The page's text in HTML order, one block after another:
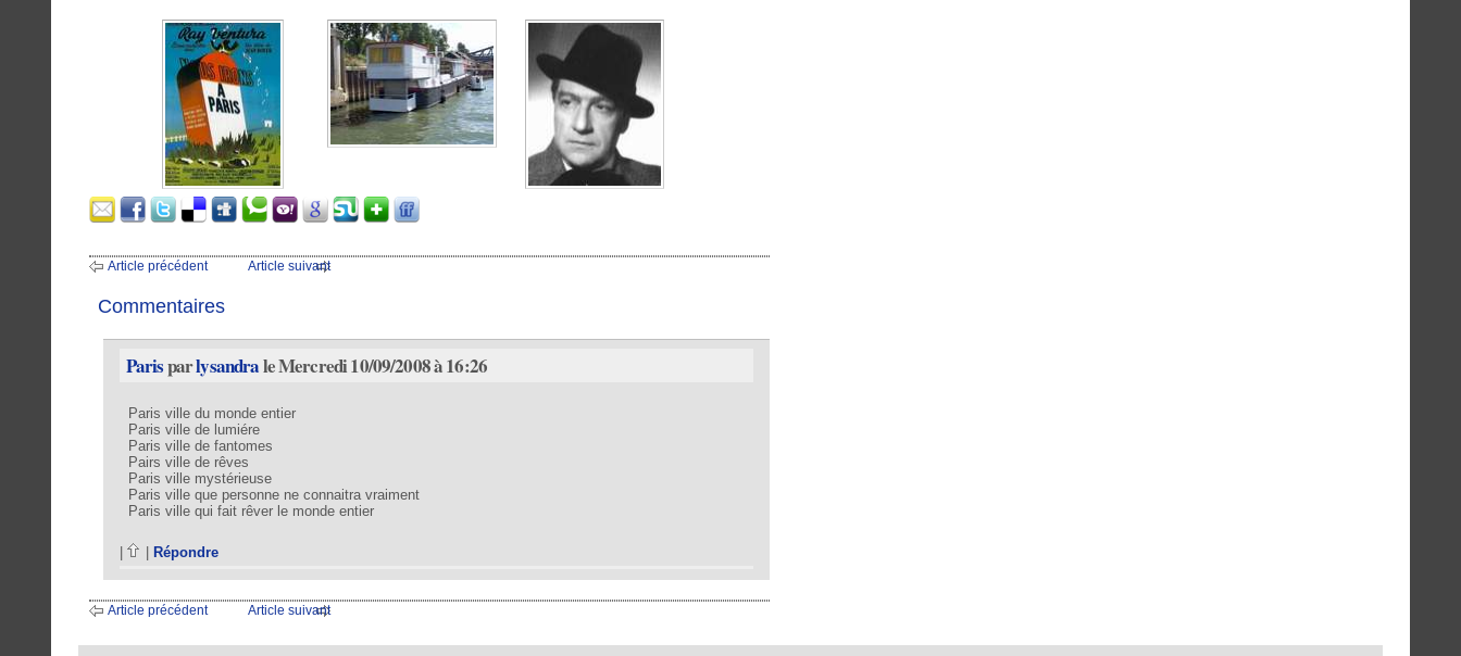
Article précédent Article suivant
Commentaires
Parisparlysandrale Mercredi 10/09/2008 à 16:26
Paris ville du monde entier
Paris ville de lumiére
Paris ville de fantomes
Pairs ville de rêves
Paris ville mystérieuse
Paris ville que personne ne connaitra vraiment
Paris ville qui fait rêver le monde entier
Répondre
Article précédent Article suivant